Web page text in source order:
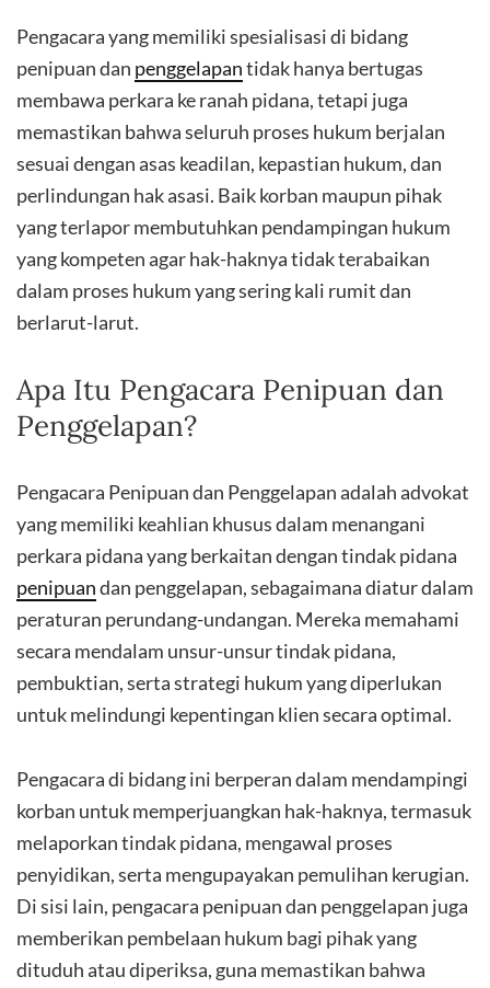
Pengacara yang memiliki spesialisasi di bidang
penipuan dan penggelapantidak hanya bertugas
membawa perkara ke ranah pidana, tetapi juga
memastikan bahwa seluruh proses hukum berjalan
sesuai dengan asas keadilan, kepastian hukum, dan
perlindungan hak asasi. Baik korban maupun pihak
yang terlapor membutuhkan pendampingan hukum
yang kompeten agar hak-haknya tidak terabaikan
dalam proses hukum yang sering kali rumit dan
berlarut-larut.
Apa Itu Pengacara Penipuan dan
Penggelapan?
Pengacara Penipuan dan Penggelapan adalah advokat
yang memiliki keahlian khusus dalam menangani
perkara pidana yang berkaitan dengan tindak pidana
penipuandan penggelapan, sebagaimana diatur dalam
peraturan perundang-undangan. Mereka memahami
secara mendalam unsur-unsur tindak pidana,
pembuktian, serta strategi hukum yang diperlukan
untuk melindungi kepentingan klien secara optimal.
Pengacara di bidang ini berperan dalam mendampingi
korban untuk memperjuangkan hak-haknya, termasuk
melaporkan tindak pidana, mengawal proses
penyidikan, serta mengupayakan pemulihan kerugian.
Di sisi lain, pengacara penipuan dan penggelapan juga
memberikan pembelaan hukum bagi pihak yang
dituduh atau diperiksa, guna memastikan bahwa